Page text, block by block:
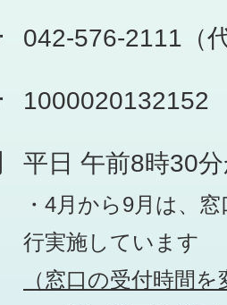
042-576-2111（
1000020132152
平日 午前8時30
・4月から9月は、
行実施しています
（窓口の受付時間